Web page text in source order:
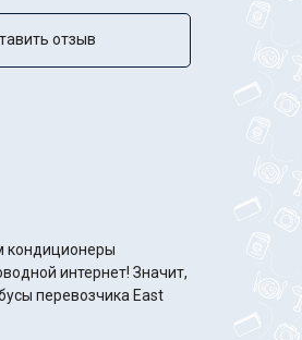
отзыв
интернет! Значит,
перевозчика East